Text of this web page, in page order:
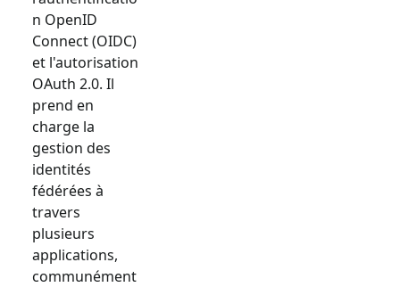
n OpenID
Connect (OIDC)
et l'autorisation
OAuth 2.0. Il
prend en
charge la
gestion des
identités
fédérées à
travers
plusieurs
applications,
communément